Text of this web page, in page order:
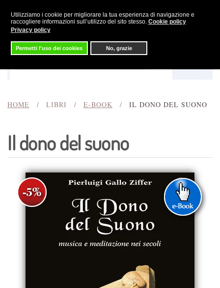
Utilizziamo i cookie per migliorare la tua esperienza di navigazione e
raccogliere informazioni sull’utilizzo del sito stesso. Cookie policy
Privacy policy
Permetti l'uso dei cookies No, grazie
Skip to main content
HOME LIBRI E-BOOK IL DONO DEL SUONO
Il dono del suono